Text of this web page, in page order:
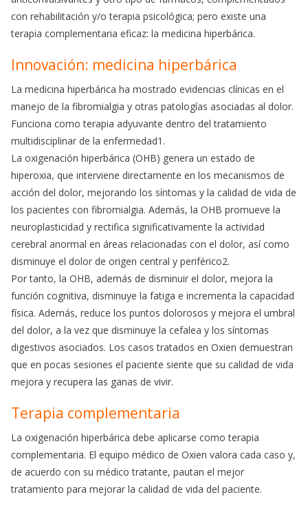
con rehabilitación y/o terapia psicológica; pero existe una
terapia complementaria eficaz: la medicina hiperbárica.
Innovación: medicina hiperbárica
La medicina hiperbárica ha mostrado evidencias clínicas en el
manejo de la fibromialgia y otras patologías asociadas al dolor.
Funciona como terapia adyuvante dentro del tratamiento
multidisciplinar de la enfermedad1.
La oxigenación hiperbárica (OHB) genera un estado de
hiperoxia, que interviene directamente en los mecanismos de
acción del dolor, mejorando los síntomas y la calidad de vida de
los pacientes con fibromialgia. Además, la OHB promueve la
neuroplasticidad y rectifica significativamente la actividad
cerebral anormal en áreas relacionadas con el dolor, así como
disminuye el dolor de origen central y periférico2.
Por tanto, la OHB, además de disminuir el dolor, mejora la
función cognitiva, disminuye la fatiga e incrementa la capacidad
física. Además, reduce los puntos dolorosos y mejora el umbral
del dolor, a la vez que disminuye la cefalea y los síntomas
digestivos asociados. Los casos tratados en Oxien demuestran
que en pocas sesiones el paciente siente que su calidad de vida
mejora y recupera las ganas de vivir.
Terapia complementaria
La oxigenación hiperbárica debe aplicarse como terapia
complementaria. El equipo médico de Oxien valora cada caso y,
de acuerdo con su médico tratante, pautan el mejor
tratamiento para mejorar la calidad de vida del paciente.